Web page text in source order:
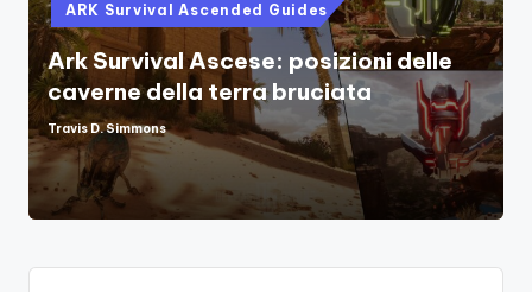
ARK Survival Ascended Guides
Ark Survival Ascese: posizioni delle
caverne della terra bruciata
Posted
by
Travis D. Simmons